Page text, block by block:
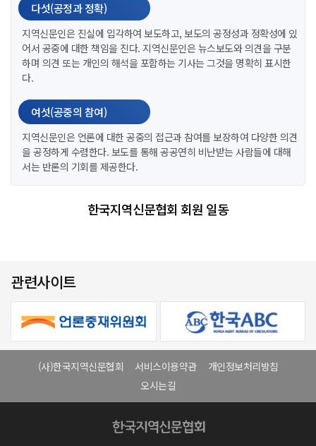
다섯(공정과 정확)
지역신문인은 진실에 입각하여 보도하고, 보도의 공정성과 정확성에 있
어서 공중에 대한 책임을 진다. 지역신문인은 뉴스보도와 의견을 구분
하며 의견 또는 개인의 해석을 포함하는 기사는 그것을 명확히 표시한
다.
여섯(공중의 참여)
지역신문인은 언론에 대한 공중의 접근과 참여를 보장하여 다양한 의견
을 공정하게 수렴한다. 보도를 통해 공공연히 비난받는 사람들에 대해
서는 반론의 기회를 제공한다.
한국지역신문협회 회원 일동
관련사이트
(사)한국지역신문협회 서비스이용약관
개인정보처리방침
오시는길